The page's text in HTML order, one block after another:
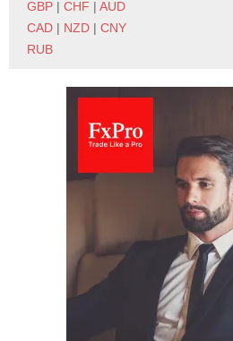
GBP | CHF | AUD
CAD | NZD | CNY
RUB